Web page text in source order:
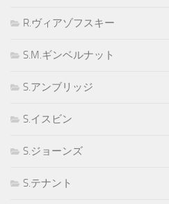
R.ヴィアゾフスキー
S.M.ギンベルナット
S.アンブリッジ
S.イスビン
S.ジョーンズ
S.テナント